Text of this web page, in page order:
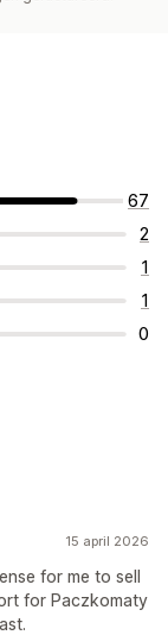
67
2
1
1
0
15 april 2026
for me to sell
for Paczkomaty